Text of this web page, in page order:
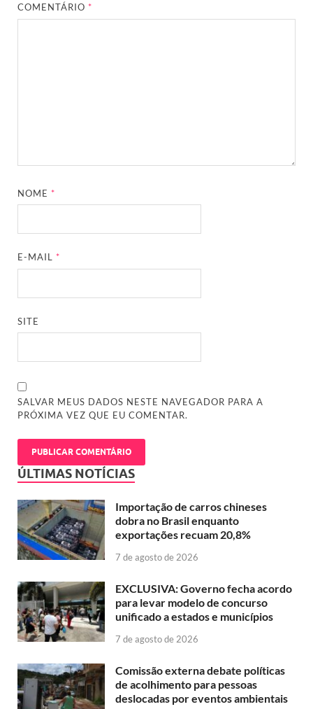
COMENTÁRIO*
NOME*
E-MAIL*
SITE
SALVAR MEUS DADOS NESTE NAVEGADOR PARA A
PRÓXIMA VEZ QUE EU COMENTAR.
ÚLTIMAS NOTÍCIAS
Importação de carros chineses
dobra no Brasil enquanto
exportações recuam 20,8%
7 de agosto de 2026
EXCLUSIVA: Governo fecha acordo
para levar modelo de concurso
unificado a estados e municípios
7 de agosto de 2026
Comissão externa debate políticas
de acolhimento para pessoas
deslocadas por eventos ambientais